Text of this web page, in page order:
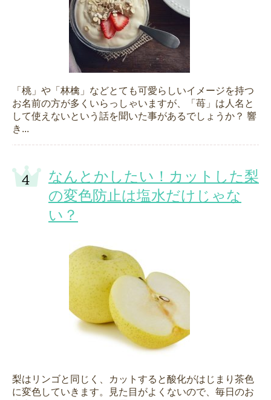
「桃」や「林檎」などとても可愛らしいイメージを持つ
お名前の方が多くいらっしゃいますが、「苺」は人名と
して使えないという話を聞いた事があるでしょうか？ 響
き...
なんとかしたい！カットした梨
の変色防止は塩水だけじゃな
い？
梨はリンゴと同じく、カットすると酸化がはじまり茶色
に変色していきます。見た目がよくないので、毎日のお